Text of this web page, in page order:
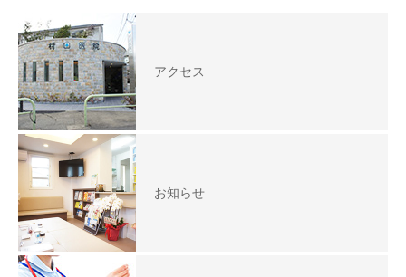
アクセス
お知らせ